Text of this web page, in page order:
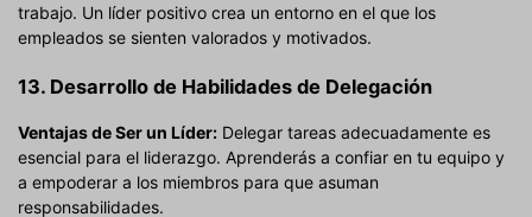
trabajo. Un líder positivo crea un entorno en el que los
empleados se sienten valorados y motivados.
13. Desarrollo de Habilidades de Delegación
Ventajas de Ser un Líder: Delegar tareas adecuadamente es
esencial para el liderazgo. Aprenderás a confiar en tu equipo y
a empoderar a los miembros para que asuman
responsabilidades.